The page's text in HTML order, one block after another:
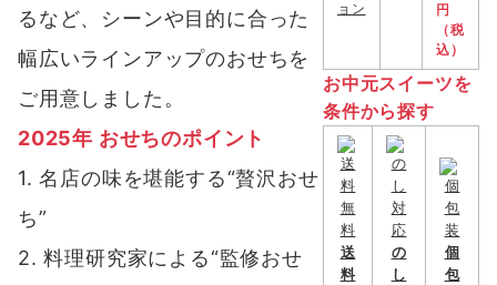
るなど、シーンや目的に合った
幅広いラインアップのおせちを
ご用意しました。
2025年 おせちのポイント
1. 名店の味を堪能する“贅沢おせ
ち”
2. 料理研究家による“監修おせ
円
（税
込）
お中元スイーツを
条件から探す
送
料
の
し
個
包